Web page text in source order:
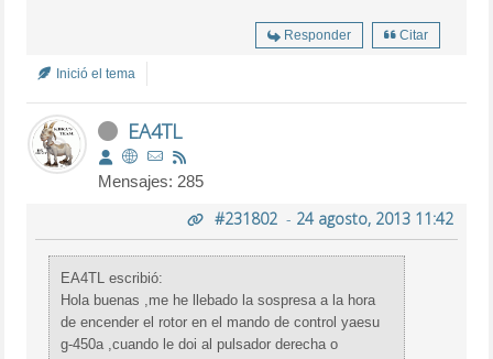
Responder Citar
Inició el tema
EA4TL
Mensajes: 285
#231802- 24 agosto, 2013 11:42
EA4TL escribió:
Hola buenas ,me he llebado la sospresa a la hora
de encender el rotor en el mando de control yaesu
g-450a ,cuando le doi al pulsador derecha o